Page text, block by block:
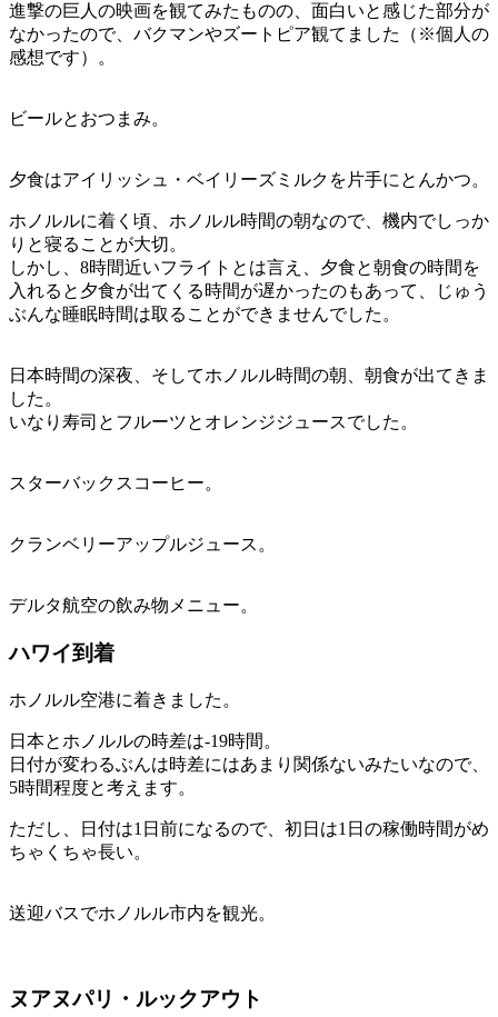
進撃の巨人の映画を観てみたものの、面白いと感じた部分が
なかったので、バクマンやズートピア観てました（※個人の
感想です）。
ビールとおつまみ。
夕食はアイリッシュ・ベイリーズミルクを片手にとんかつ。
ホノルルに着く頃、ホノルル時間の朝なので、機内でしっか
りと寝ることが大切。
しかし、8時間近いフライトとは言え、夕食と朝食の時間を
入れると夕食が出てくる時間が遅かったのもあって、じゅう
ぶんな睡眠時間は取ることができませんでした。
日本時間の深夜、そしてホノルル時間の朝、朝食が出てきま
した。
いなり寿司とフルーツとオレンジジュースでした。
スターバックスコーヒー。
クランベリーアップルジュース。
デルタ航空の飲み物メニュー。
ハワイ到着
ホノルル空港に着きました。
日本とホノルルの時差は-19時間。
日付が変わるぶんは時差にはあまり関係ないみたいなので、
5時間程度と考えます。
ただし、日付は1日前になるので、初日は1日の稼働時間がめ
ちゃくちゃ長い。
送迎バスでホノルル市内を観光。
ヌアヌパリ・ルックアウト